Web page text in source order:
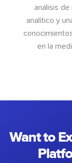
análisis
analítico y
en la
Want to